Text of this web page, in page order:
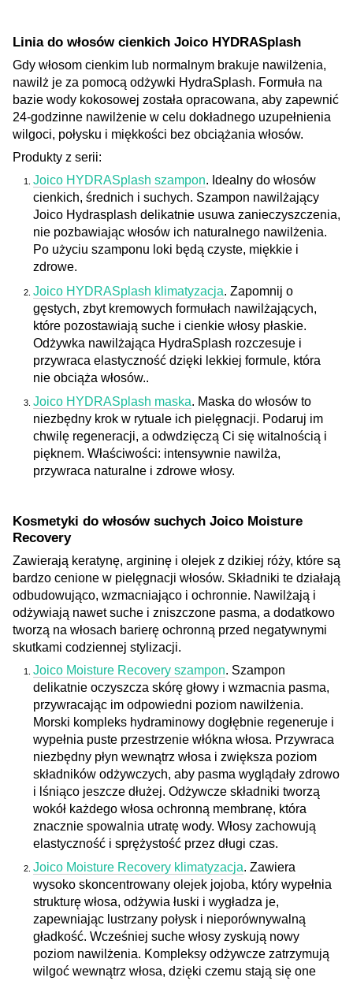
Linia do włosów cienkich Joico HYDRASplash
Gdy włosom cienkim lub normalnym brakuje nawilżenia,
nawilż je za pomocą odżywki HydraSplash. Formuła na
bazie wody kokosowej została opracowana, aby zapewnić
24-godzinne nawilżenie w celu dokładnego uzupełnienia
wilgoci, połysku i miękkości bez obciążania włosów.
Produkty z serii:
Joico HYDRASplash szampon. Idealny do włosów
cienkich, średnich i suchych. Szampon nawilżający
Joico Hydrasplash delikatnie usuwa zanieczyszczenia,
nie pozbawiając włosów ich naturalnego nawilżenia.
Po użyciu szamponu loki będą czyste, miękkie i
zdrowe.
Joico HYDRASplash klimatyzacja. Zapomnij o
gęstych, zbyt kremowych formułach nawilżających,
które pozostawiają suche i cienkie włosy płaskie.
Odżywka nawilżająca HydraSplash rozczesuje i
przywraca elastyczność dzięki lekkiej formule, która
nie obciąża włosów..
Joico HYDRASplash maska. Maska do włosów to
niezbędny krok w rytuale ich pielęgnacji. Podaruj im
chwilę regeneracji, a odwdzięczą Ci się witalnością i
pięknem. Właściwości: intensywnie nawilża,
przywraca naturalne i zdrowe włosy.
Kosmetyki do włosów suchych Joico Moisture
Recovery
Zawierają keratynę, argininę i olejek z dzikiej róży, które są
bardzo cenione w pielęgnacji włosów. Składniki te działają
odbudowująco, wzmacniająco i ochronnie. Nawilżają i
odżywiają nawet suche i zniszczone pasma, a dodatkowo
tworzą na włosach barierę ochronną przed negatywnymi
skutkami codziennej stylizacji.
Joico Moisture Recovery szampon. Szampon
delikatnie oczyszcza skórę głowy i wzmacnia pasma,
przywracając im odpowiedni poziom nawilżenia.
Morski kompleks hydraminowy dogłębnie regeneruje i
wypełnia puste przestrzenie włókna włosa. Przywraca
niezbędny płyn wewnątrz włosa i zwiększa poziom
składników odżywczych, aby pasma wyglądały zdrowo
i lśniąco jeszcze dłużej. Odżywcze składniki tworzą
wokół każdego włosa ochronną membranę, która
znacznie spowalnia utratę wody. Włosy zachowują
elastyczność i sprężystość przez długi czas.
Joico Moisture Recovery klimatyzacja. Zawiera
wysoko skoncentrowany olejek jojoba, który wypełnia
strukturę włosa, odżywia łuski i wygładza je,
zapewniając lustrzany połysk i nieporównywalną
gładkość. Wcześniej suche włosy zyskują nowy
poziom nawilżenia. Kompleksy odżywcze zatrzymują
wilgoć wewnątrz włosa, dzięki czemu stają się one